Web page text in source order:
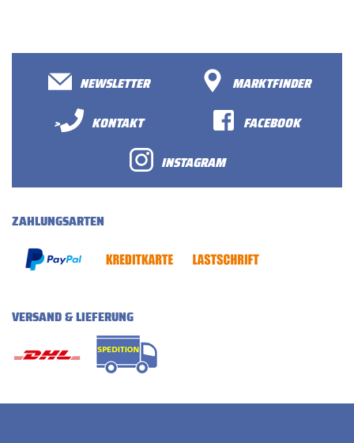
NEWSLETTER
MARKTFINDER
>
KONTAKT
FACEBOOK
INSTAGRAM
ZAHLUNGSARTEN
VERSAND & LIEFERUNG